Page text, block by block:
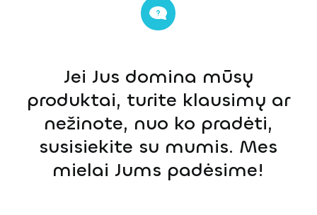
Jei Jus domina mūsų
produktai, turite klausimų ar
nežinote, nuo ko pradėti,
susisiekite su mumis. Mes
mielai Jums padėsime!